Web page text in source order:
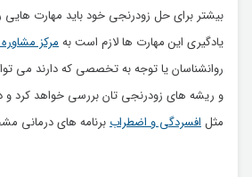
بیشتر برای حل زودرنجی خود باید مهارت هایی
یادگیری این مهارت ها لازم است بهمرکز
روانشناسان یا توجه به تخصصی که دارند می
و ریشه های زودرنجی تان بررسی خواهد کرد و
مثل افسردگی و اضطراببرنامه های درمانی